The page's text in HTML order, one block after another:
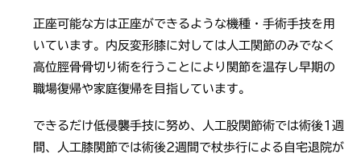
正座可能な方は正座ができるような機種・手術手技を用
いています。内反変形膝に対しては人工関節のみでなく
高位脛骨骨切り術を行うことにより関節を温存し早期の
職場復帰や家庭復帰を目指しています。
できるだけ低侵襲手技に努め、人工股関節術では術後1週
間、人工膝関節では術後2週間で杖歩行による自宅退院が